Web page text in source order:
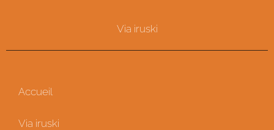
Via iruski
Accueil
Via iruski